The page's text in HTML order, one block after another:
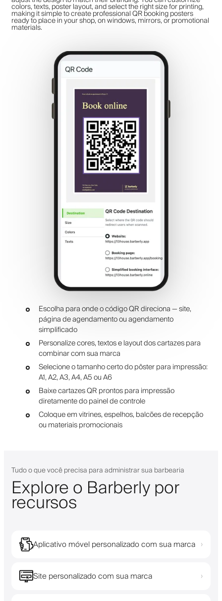
colors, texts, poster layout, and select the right size for printing,
making it simple to create professional QR booking posters
ready to place in your shop, on windows, mirrors, or promotional
materials.
Escolha para onde o código QR direciona — site,
página de agendamento ou agendamento
simplificado
Personalize cores, textos e layout dos cartazes para
combinar com sua marca
Selecione o tamanho certo do pôster para impressão:
A1, A2, A3, A4, A5 ou A6
Baixe cartazes QR prontos para impressão
diretamente do painel de controle
Coloque em vitrines, espelhos, balcões de recepção
ou materiais promocionais
Tudo o que você precisa para administrar sua barbearia
Explore o Barberly por
recursos
Aplicativo móvel personalizado com sua marca ›
Site personalizado com sua marca ›